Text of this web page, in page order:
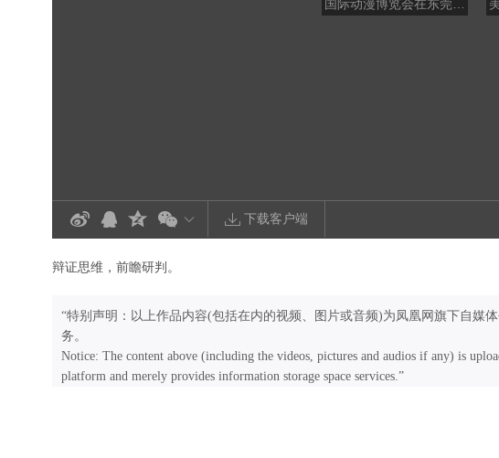
国际动漫博览会在东莞举
下载客户端
辩证思维，前瞻研判。
“特别声明：以上作品内容(包括在内的视频、图片或音频)为凤凰网旗下自媒
务。
Notice: The content above (including the videos, pictures and audios if any) is
platform and merely provides information storage space services.”